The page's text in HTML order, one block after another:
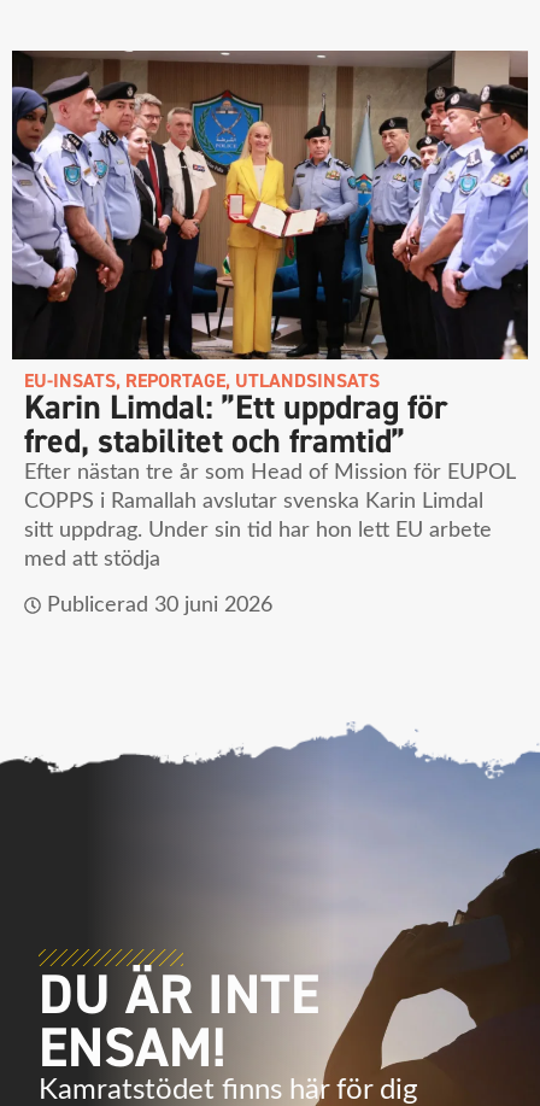
EU-INSATS, REPORTAGE, UTLANDSINSATS
Karin Limdal: ”Ett uppdrag för
fred, stabilitet och framtid”
Efter nästan tre år som Head of Mission för EUPOL
COPPS i Ramallah avslutar svenska Karin Limdal
sitt uppdrag. Under sin tid har hon lett EU arbete
med att stödja
Publicerad 30 juni 2026
DU ÄR INTE
ENSAM!
Kamratstödet finns här för dig